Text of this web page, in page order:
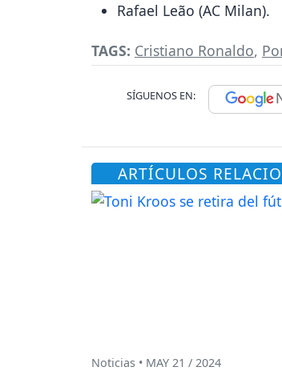
Rafael Leão (AC Milan).
TAGS: Cristiano Ronaldo,
SÍGUENOS EN:
ARTÍCULOS
Noticias • MAY 21 / 2024